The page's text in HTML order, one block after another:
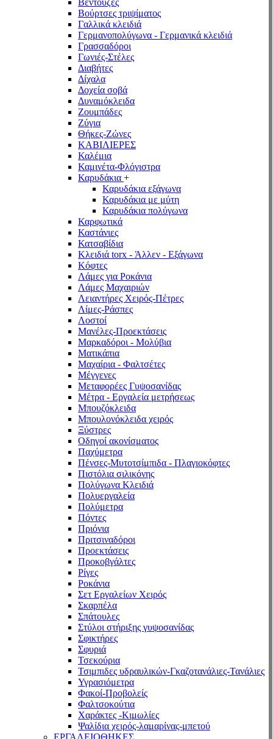
Βεντούζες
Βούρτσες τριψίματος
Γαλλικά κλειδιά
Γερμανοπολύγωνα - Γερμανικά κλειδιά
Γρασσαδόροι
Γωνιές-Στέλες
Διαβήτες
Δίχαλα
Δοχεία σοβά
Δυναμόκλειδα
Ζουμπάδες
Ζύγια
Θήκες-Ζώνες
ΚΑΒΙΛΙΕΡΕΣ
Καλέμια
Καμινέτα-Φλόγιστρα
Καρυδάκια +
Καρυδάκια εξάγωνα
Καρυδάκια με μύτη
Καρυδάκια πολύγωνα
Καρφωτικά
Καστάνιες
Κατσαβίδια
Κλειδιά torx - Άλλεν - Εξάγωνα
Κόφτες
Λάμες για Ροκάνια
Λάμες Μαχαιριών
Λειαντήρες Χειρός-Πέτρες
Λίμες-Ράσπες
Λοστοί
Μανέλες-Προεκτάσεις
Μαρκαδόροι - Μολύβια
Ματικάπια
Μαχαίρια - Φαλτσέτες
Μέγγενες
Μεταφορέες Γυψοσανίδας
Μέτρα - Εργαλεία μετρήσεως
Μπουζόκλειδα
Μπουλονόκλειδα χειρός
Ξύστρες
Οδηγοί ακονίσματος
Παχύμετρα
Πένσες-Μυτοτσίμπιδα - Πλαγιοκόφτες
Πιστόλια σιλικόνης
Πολύγωνα Κλειδιά
Πολυεργαλεία
Πολύμετρα
Πόντες
Πριόνια
Πριτσιναδόροι
Προεκτάσεις
Προκοβγάλτες
Ρίγες
Ροκάνια
Σετ Εργαλείων Χειρός
Σκαρπέλα
Σπάτουλες
Στύλοι στήριξης γυψοσανίδας
Σφικτήρες
Σφυριά
Τσεκούρια
Τσιμπιδες υδραυλικών-Γκαζοτανάλιες-Τανάλιες
Υγρασιόμετρα
Φακοί-Προβολείς
Φαλτσοκούτια
Χαράκτες -Κιμωλίες
Ψαλίδια χειρός-λαμαρίνας-μπετού
ΕΡΓΑΛΕΙΟΘΗΚΕΣ